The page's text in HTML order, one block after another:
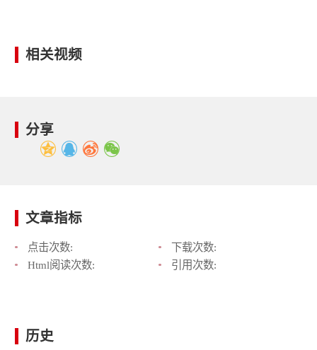
相关视频
分享
文章指标
点击次数:
下载次数:
Html阅读次数:
引用次数:
历史